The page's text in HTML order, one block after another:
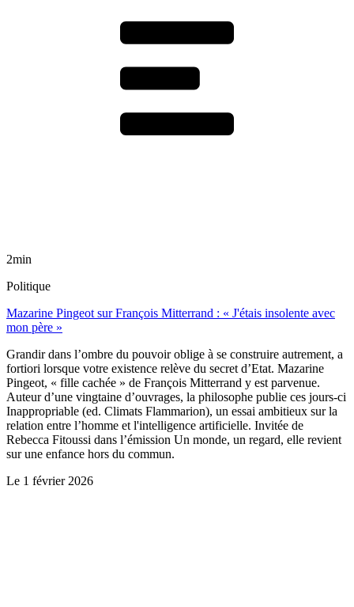
2min
Politique
Mazarine Pingeot sur François Mitterrand : « J'étais insolente avec
mon père »
Grandir dans l’ombre du pouvoir oblige à se construire autrement, a
fortiori lorsque votre existence relève du secret d’Etat. Mazarine
Pingeot, « fille cachée » de François Mitterrand y est parvenue.
Auteur d’une vingtaine d’ouvrages, la philosophe publie ces jours-ci
Inappropriable (ed. Climats Flammarion), un essai ambitieux sur la
relation entre l’homme et l'intelligence artificielle. Invitée de
Rebecca Fitoussi dans l’émission Un monde, un regard, elle revient
sur une enfance hors du commun.
Le 1 février 2026